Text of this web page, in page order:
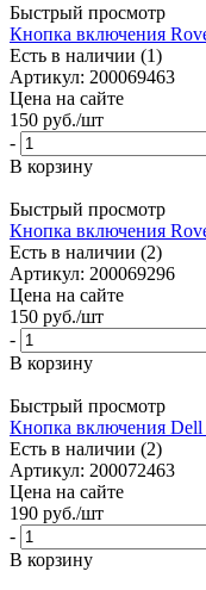
Быстрый просмотр
Кнопка включения
Есть в наличии (1)
Артикул: 200069463
Цена на сайте
150 руб./шт
-
В корзину
Быстрый просмотр
Кнопка включения
Есть в наличии (2)
Артикул: 200069296
Цена на сайте
150 руб./шт
-
В корзину
Быстрый просмотр
Кнопка включения Dell
Есть в наличии (2)
Артикул: 200072463
Цена на сайте
190 руб./шт
-
В корзину